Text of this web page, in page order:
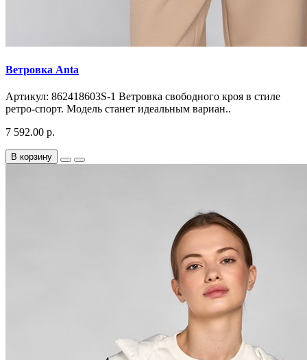
Ветровка Anta
Артикул: 862418603S-1 Ветровка свободного кроя в стиле
ретро-спорт. Модель станет идеальным вариан..
7 592.00 р.
В корзину